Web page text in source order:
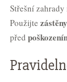
Střešní
Použijte zástěny
před